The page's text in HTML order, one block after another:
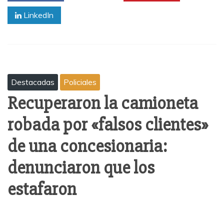
LinkedIn
Destacadas Policiales
Recuperaron la camioneta
robada por «falsos clientes»
de una concesionaria:
denunciaron que los
estafaron